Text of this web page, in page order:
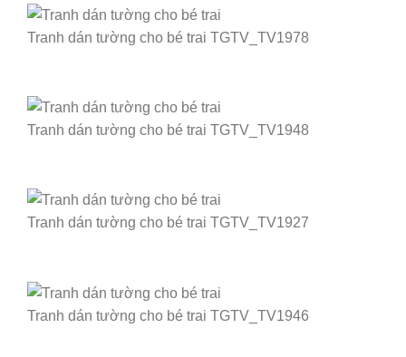
Tranh dán tường cho bé trai TGTV_TV1978
Tranh dán tường cho bé trai TGTV_TV1948
Tranh dán tường cho bé trai TGTV_TV1927
Tranh dán tường cho bé trai TGTV_TV1946